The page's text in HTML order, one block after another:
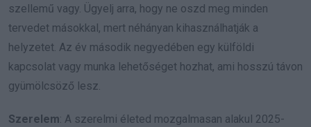
szellemű vagy. Ügyelj arra, hogy ne oszd meg minden
tervedet másokkal, mert néhányan kihasználhatják a
helyzetet. Az év második negyedében egy külföldi
kapcsolat vagy munka lehetőséget hozhat, ami hosszú távon
gyümölcsöző lesz.
Szerelem: A szerelmi életed mozgalmasan alakul 2025-